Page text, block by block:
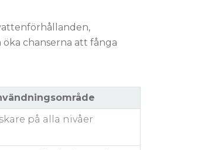
chanserna att fånga
på alla nivåer